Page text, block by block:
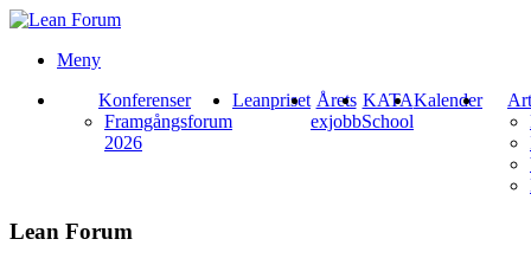
Meny
Konferenser
Framgångsforum
2026
Leanpriset Årets
exjobb
KATA
School
Kalender
Lean Forum